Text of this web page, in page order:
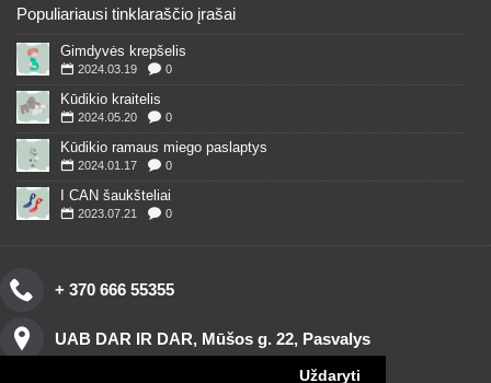
Uždaryti
Populiariausi tinklaraščio įrašai
Gimdyvės krepšelis
2024.03.19 0
Kūdikio kraitelis
2024.05.20 0
Kūdikio ramaus miego paslaptys
2024.01.17 0
I CAN šaukšteliai
2023.07.21 0
+ 370 666 55355
UAB DAR IR DAR, Mūšos g. 22, Pasvalys